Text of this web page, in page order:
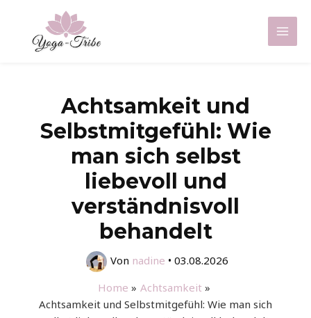
springen
Main
Achtsamkeit und
Selbstmitgefühl: Wie
man sich selbst
liebevoll und
verständnisvoll
behandelt
Von nadine • 03.08.2026
Home
Achtsamkeit
Achtsamkeit und Selbstmitgefühl: Wie man sich